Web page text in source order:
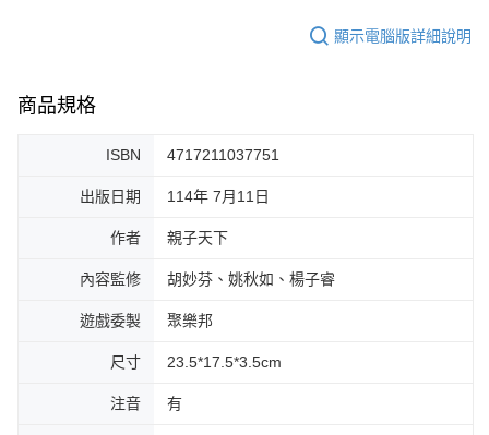
顯示電腦版詳細說明
商品規格
ISBN 4717211037751
出版日期 114年 7月11日
作者 親子天下
內容監修 胡妙芬、姚秋如、楊子睿
遊戲委製 聚樂邦
尺寸 23.5*17.5*3.5cm
注音 有